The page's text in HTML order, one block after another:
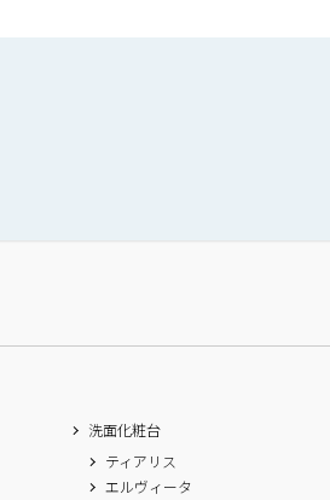
洗面化粧台
ティアリス
エルヴィータ